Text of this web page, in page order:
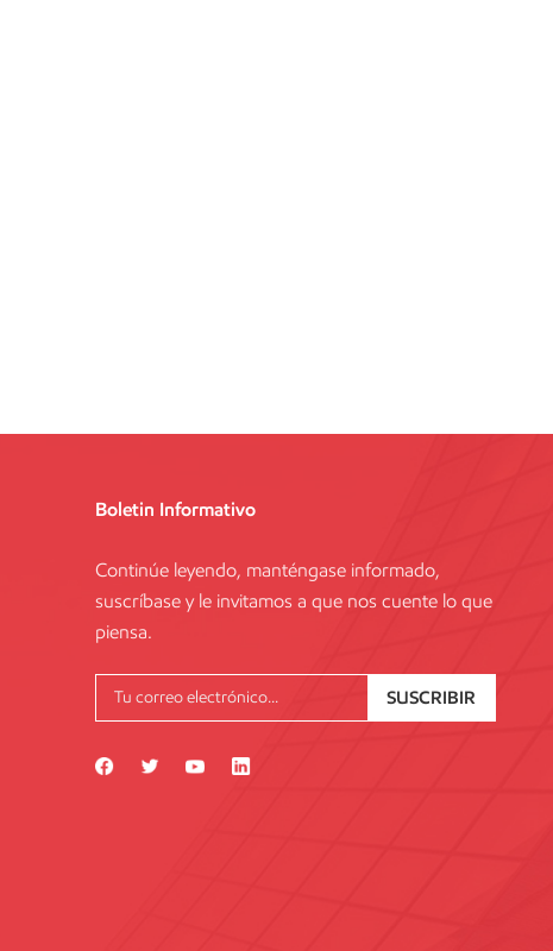
Boletin Informativo
Continúe leyendo, manténgase informado,
suscríbase y le invitamos a que nos cuente lo que
piensa.
SUSCRIBIR